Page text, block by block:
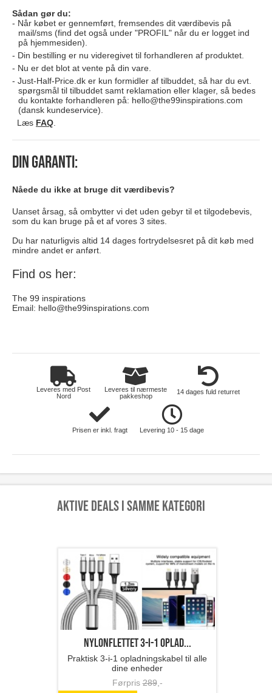
Sådan gør du:
Når købet er gennemført, fremsendes dit værdibevis på
mail/sms (find det også under "PROFIL" når du er logget ind
på hjemmesiden).
Din bestilling er nu videregivet til forhandleren af produktet.
Nu er det blot at vente på din vare.
Just-Half-Price.dk er kun formidler af tilbuddet, så har du evt.
spørgsmål til tilbuddet samt reklamation eller klager, så bedes
du kontakte forhandleren på: hello@the99inspirations.com
(dansk kundeservice).
Læs FAQ.
Din garanti:
Nåede du ikke at bruge dit værdibevis?
Uanset årsag, så ombytter vi det uden gebyr til et tilgodebevis,
som du kan bruge på et af vores 3 sites.
Du har naturligvis altid 14 dages fortrydelsesret på dit køb med
mindre andet er anført.
Find os her:
The 99 inspirations
Email: hello@the99inspirations.com
Leveres med Post
Nord
Leveres til nærmeste
pakkeshop
14 dages fuld returret
Prisen er inkl. fragt Levering 10 - 15 dage
Aktive deals i samme kategori
Nylonflettet 3-i-1 oplad...
Praktisk 3-i-1 opladningskabel til alle
dine enheder
Førpris289,-